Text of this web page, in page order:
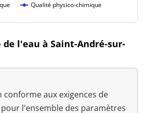
Qualité physico-chimique
l'eau à Saint-André-sur-
aux exigences de
l'ensemble des paramètres